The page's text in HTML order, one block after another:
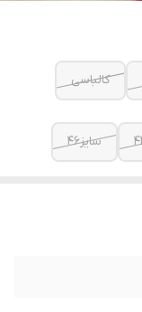
کالباسی
سایز۴۶